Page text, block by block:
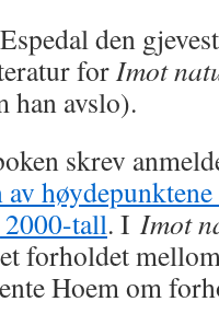
den
forImot
han avslo).
skrev
tall. I Imot
forholdet
Hoem om